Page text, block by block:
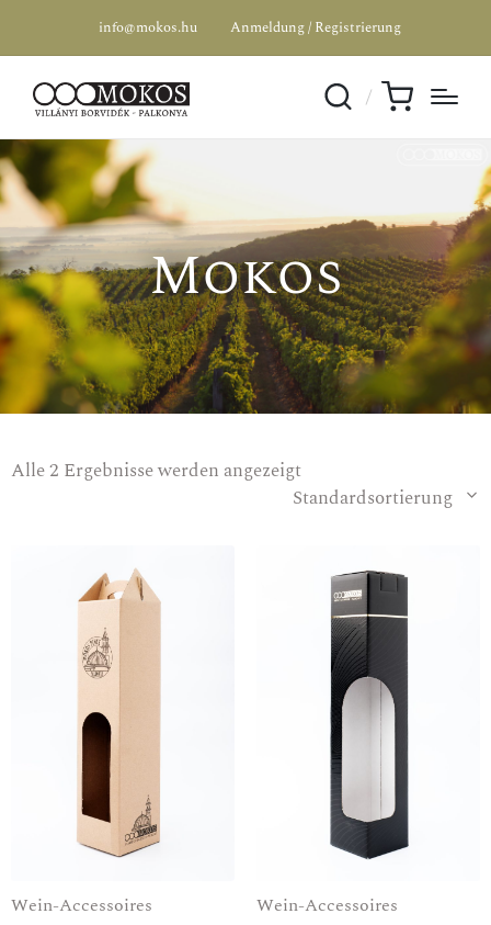
info@mokos.hu Anmeldung / Registrierung
Mokos
Alle 2 Ergebnisse werden angezeigt
Standardsortierung
Wein-Accessoires Wein-Accessoires